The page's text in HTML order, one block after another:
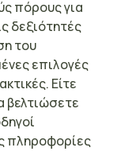
πόρους για
δεξιότητές
του
επιλογές
Είτε
βελτιώσετε
πληροφορίες